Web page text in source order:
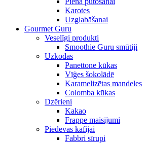
Karotes
Uzglabāšanai
Gourmet Guru
Veselīgi produkti
Smoothie Guru smūtiji
Uzkodas
Panettone kūkas
Vīģes šokolādē
Karamelizētas mandeles
Colomba kūkas
Dzērieni
Kakao
Frappe maisījumi
Piedevas kafijai
Fabbri sīrupi